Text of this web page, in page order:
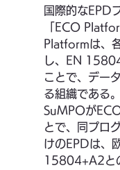
国際的なEPD
「ECO
Platformは、
し、EN
ことで、デー
る組織である。
SuMPOが
とで、同プロ
けのEPDは、
15804+A2と